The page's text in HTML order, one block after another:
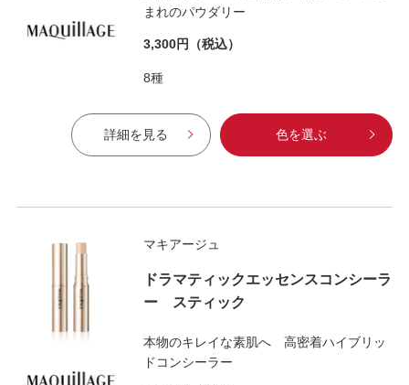
まれのパウダリー
3,300円 （税込）
8種
詳細を見る 色を選ぶ
マキアージュ
ドラマティックエッセンスコンシーラ
ー スティック
本物のキレイな素肌へ 高密着ハイブリッ
ドコンシーラー